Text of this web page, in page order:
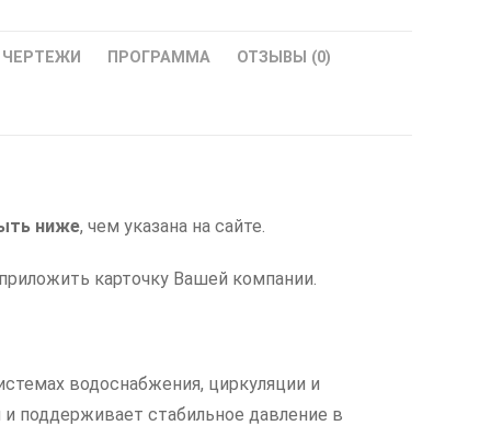
ЧЕРТЕЖИ ПРОГРАММА ОТЗЫВЫ (0)
ниже, чем указана на сайте.
карточку Вашей компании.
водоснабжения, циркуляции и
поддерживает стабильное давление в